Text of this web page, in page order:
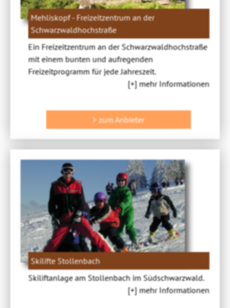
Mehliskopf - Freizeitzentrum an der
Schwarzwaldhochstraße
Ein Freizeitzentrum an der Schwarzwaldhochstraße
mit einem bunten und aufregenden
Freizeitprogramm für jede Jahreszeit.
[+] mehr Informationen
> zum Anbieter
Skilifte Stollenbach
Skiliftanlage am Stollenbach im Südschwarzwald.
[+] mehr Informationen